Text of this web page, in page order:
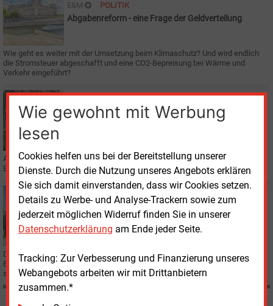
Wie gewohnt mit Werbung
lesen
Cookies helfen uns bei der Bereitstellung unserer
Dienste. Durch die Nutzung unseres Angebots erklären
Sie sich damit einverstanden, dass wir Cookies setzen.
Details zu Werbe- und Analyse-Trackern sowie zum
jederzeit möglichen Widerruf finden Sie in unserer
Datenschutzerklärung am Ende jeder Seite.
Tracking: Zur Verbesserung und Finanzierung unseres
Webangebots arbeiten wir mit Drittanbietern
zusammen.*
E&M POLITIK
Abgabenreform - eine Frage der Geldverteilung
Wie geht es weiter mit der Umsetzung beim Klimaschutz? Und wird endlich
die Stromsteuer abgeschafft und eine CO2-Bepreisung bei Wärme und
Verkehr eingeführt?
Donnerstag, 21.12.2017, 11:02
E&M POLITIK
Berliner Einblicke: Irrungen und Wirrungen
Angelika Nikionok-Ehrlich, Berliner E&M-Korrespondentin, hält die Energie-
Ereignisse oder -Inszenierungen der Hauptstadtpolitik fest.
E&M POLITIK
IG BCE übt harsche Kritik an Energie- und
Klimapolitik
Die IG Bergbau, Chemie, Energie (IG BCE) fordert eine Abkehr von der
Erneuerbaren-Förderung und von festen Daten für Klimaziele und
stattdessen Technologieoffenheit und Innovationen.